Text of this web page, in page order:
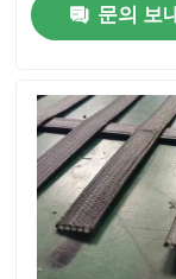
동영상
VR 쇼
문의 보